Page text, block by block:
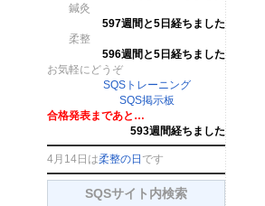
鍼灸
597週間と5日経ちました
柔整
596週間と5日経ちました
お気軽にどうぞ
SQSトレーニング
SQS掲示板
合格発表まであと…
593週間経ちました
4月14日は柔整の日 です
SQSサイト内検索